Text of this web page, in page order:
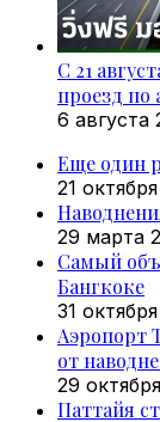
С 21
проезд по
6 августа
Еще один
21
29 марта
Самый
Бангкоке
31
Аэропорт
от
29
Паттайя